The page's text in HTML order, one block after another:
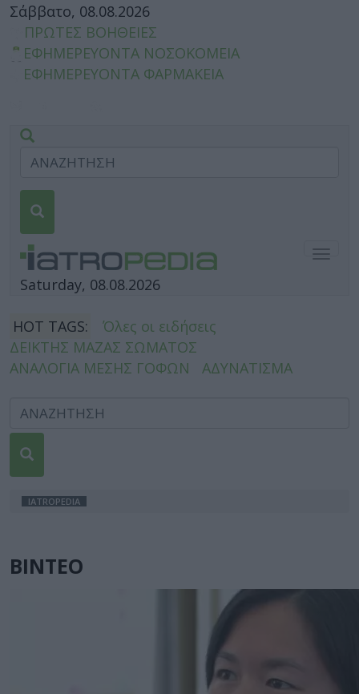
Σάββατο, 08.08.2026
ΠΡΩΤΕΣ ΒΟΗΘΕΙΕΣ
ΕΦΗΜΕΡΕΥΟΝΤΑ ΝΟΣΟΚΟΜΕΙΑ
ΕΦΗΜΕΡΕΥΟΝΤΑ ΦΑΡΜΑΚΕΙΑ
Saturday, 08.08.2026
HOT TAGS:
Όλες οι ειδήσεις
ΔΕΙΚΤΗΣ ΜΑΖΑΣ ΣΩΜΑΤΟΣ
ΑΝΑΛΟΓΙΑ ΜΕΣΗΣ ΓΟΦΩΝ
ΑΔΥΝΑΤΙΣΜΑ
IATROPEDIA
ΒΙΝΤΕΟ